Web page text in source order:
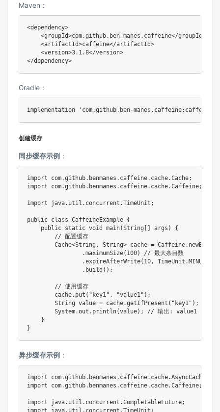
Maven：
<dependency>
<groupId>com.github.ben-manes.caffeine</groupId
<artifactId>caffeine</artifactId>
<version>3.1.8</version>
</dependency>
Gradle：
创建缓存
同步缓存示例 ：
import com.github. benmanes . caffeine. cache.Cache;
import
com.github. benmanes . caffeine. cache.Caffeine;
import java. util . concurrent .TimeUnit ;
public class CaffeineExample {
public static void main(String [ ] args )
{
// 配置缓存
Cache<String , String> cache = Caffeine.
.maximumSize( 100)
// 最大条目数
.expireAfterWrite( 10 , TimeUnit .MINUTES
. build ( ) ;
// 使用缓存
        cache
. put ( "key1" , "value1" ) ;
String value = cache.getIfPresent ( "key1" ) ;
System.out . println(value) ;
// 输出: value1
}
}
异步缓存示例 ：
import com.github. benmanes . caffeine. cache.AsyncCache
import
com.github. benmanes . caffeine. cache.Caffeine;
import java. util . concurrent .CompletableFuture;
import
java. util . concurrent .TimeUnit ;